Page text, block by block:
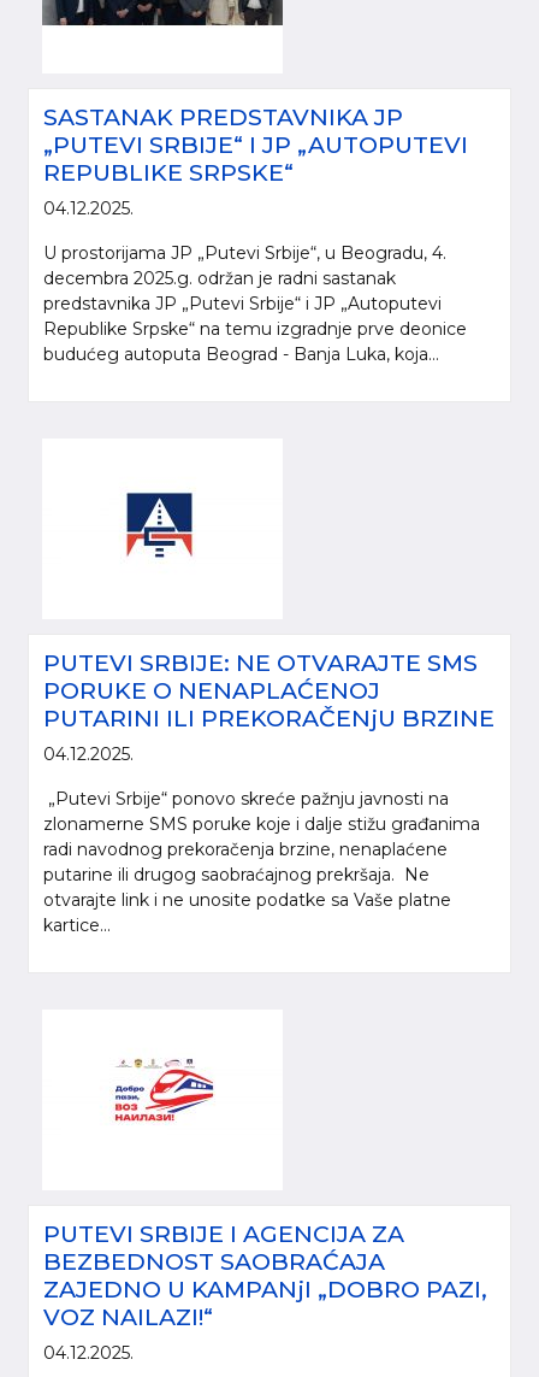
SASTANAK PREDSTAVNIKA JP
„PUTEVI SRBIJE“ I JP „AUTOPUTEVI
REPUBLIKE SRPSKE“
04.12.2025.
U prostorijama JP „Putevi Srbije“, u Beogradu, 4.
decembra 2025.g. održan je radni sastanak
predstavnika JP „Putevi Srbije“ i JP „Autoputevi
Republike Srpske“ na temu izgradnje prve deonice
budućeg autoputa Beograd - Banja Luka, koja...
PUTEVI SRBIJE: NE OTVARAJTE SMS
PORUKE O NENAPLAĆENOJ
PUTARINI ILI PREKORAČENjU BRZINE
04.12.2025.
„Putevi Srbije“ ponovo skreće pažnju javnosti na
zlonamerne SMS poruke koje i dalje stižu građanima
radi navodnog prekoračenja brzine, nenaplaćene
putarine ili drugog saobraćajnog prekršaja. Ne
otvarajte link i ne unosite podatke sa Vaše platne
kartice...
PUTEVI SRBIJE I AGENCIJA ZA
BEZBEDNOST SAOBRAĆAJA
ZAJEDNO U KAMPANjI „DOBRO PAZI,
VOZ NAILAZI!“
04.12.2025.